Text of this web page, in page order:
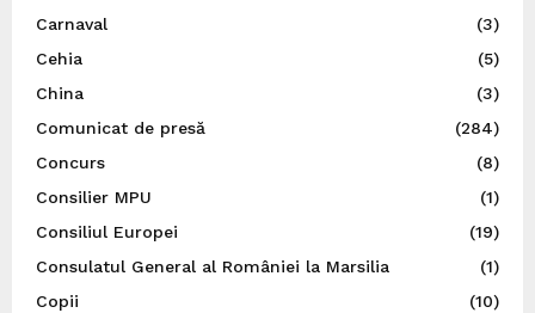
Carnaval
(3)
Cehia
(5)
China
(3)
Comunicat de presă
(284)
Concurs
(8)
Consilier MPU
(1)
Consiliul Europei
(19)
Consulatul General al României la Marsilia
(1)
Copii
(10)